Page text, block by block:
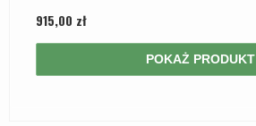
915,00 zł
POKAŻ PRODUKT